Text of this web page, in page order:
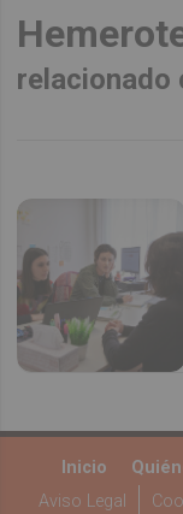
relacionado
Inicio
Aviso Legal